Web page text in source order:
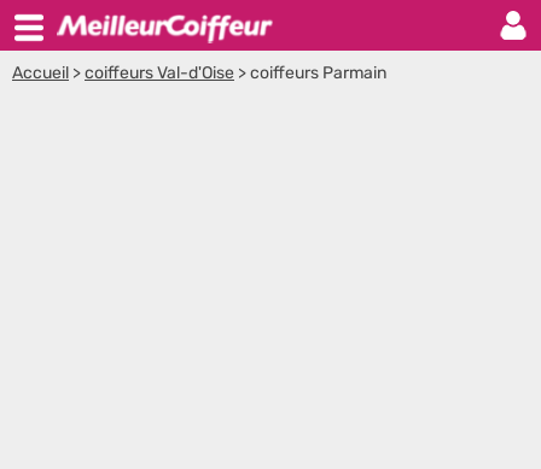
Accueil >coiffeurs Val-d'Oise >coiffeurs Parmain